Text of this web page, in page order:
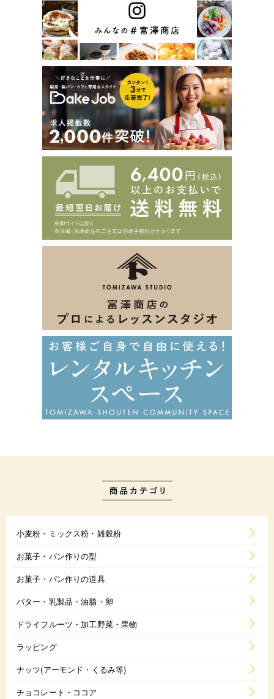
小麦粉・ミックス粉・雑穀粉
お菓子・パン作りの型
お菓子・パン作りの道具
バター・乳製品・油脂・卵
ドライフルーツ・加工野菜・果物
ラッピング
ナッツ(アーモンド・くるみ等)
チョコレート・ココア